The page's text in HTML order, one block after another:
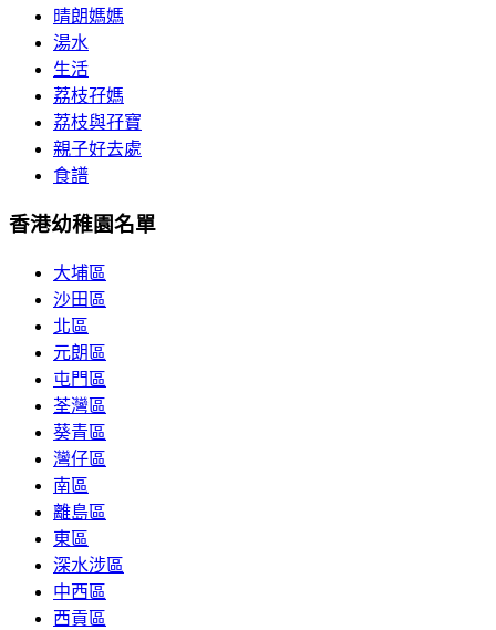
晴朗媽媽
湯水
生活
荔枝孖媽
荔枝與孖寶
親子好去處
食譜
香港幼稚園名單
大埔區
沙田區
北區
元朗區
屯門區
荃灣區
葵青區
灣仔區
南區
離島區
東區
深水涉區
中西區
西貢區